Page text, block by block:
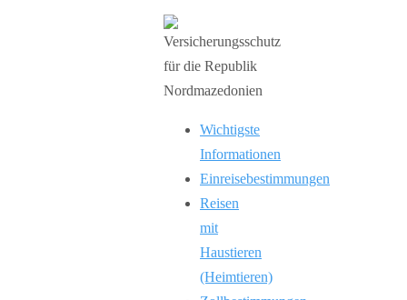
Wichtigste
Informationen
Einreisebestimmungen
Reisen
mit
Haustieren
(Heimtieren)